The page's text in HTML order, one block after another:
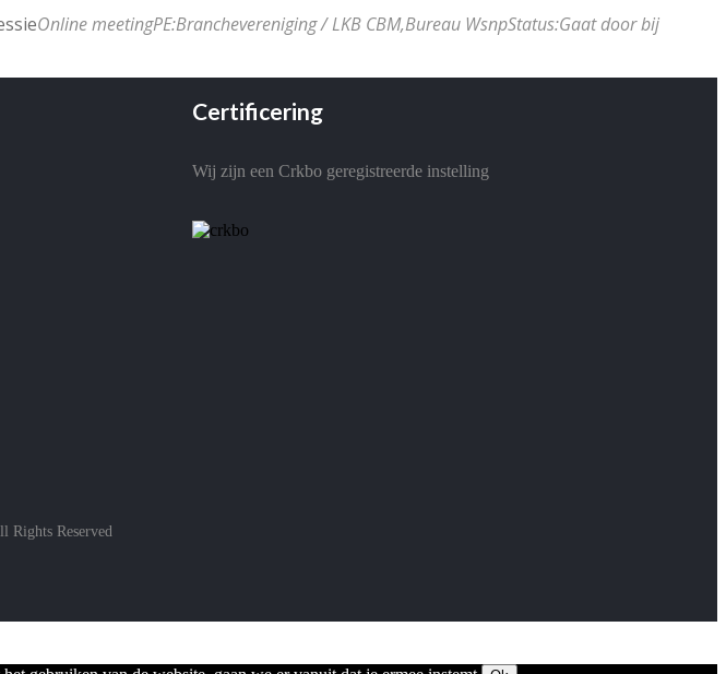
Online meetingPE:Branchevereniging / LKB CBM,Bureau WsnpStatus:Gaat door bij
Certificering
Wij zijn een Crkbo geregistreerde instelling
Rights Reserved